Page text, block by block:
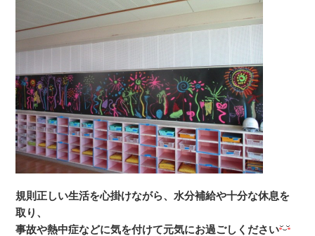
規則正しい生活を心掛けながら、水分補給や十分な休息を
取り、
事故や熱中症などに気を付けて元気にお過ごしください